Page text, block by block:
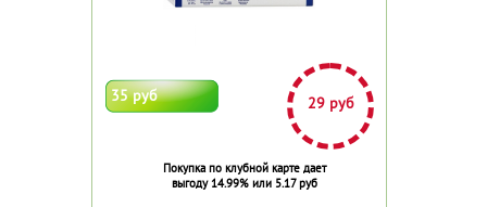
35 руб 29 руб
Покупка по клубной карте дает
выгоду 14.99% или 5.17 руб